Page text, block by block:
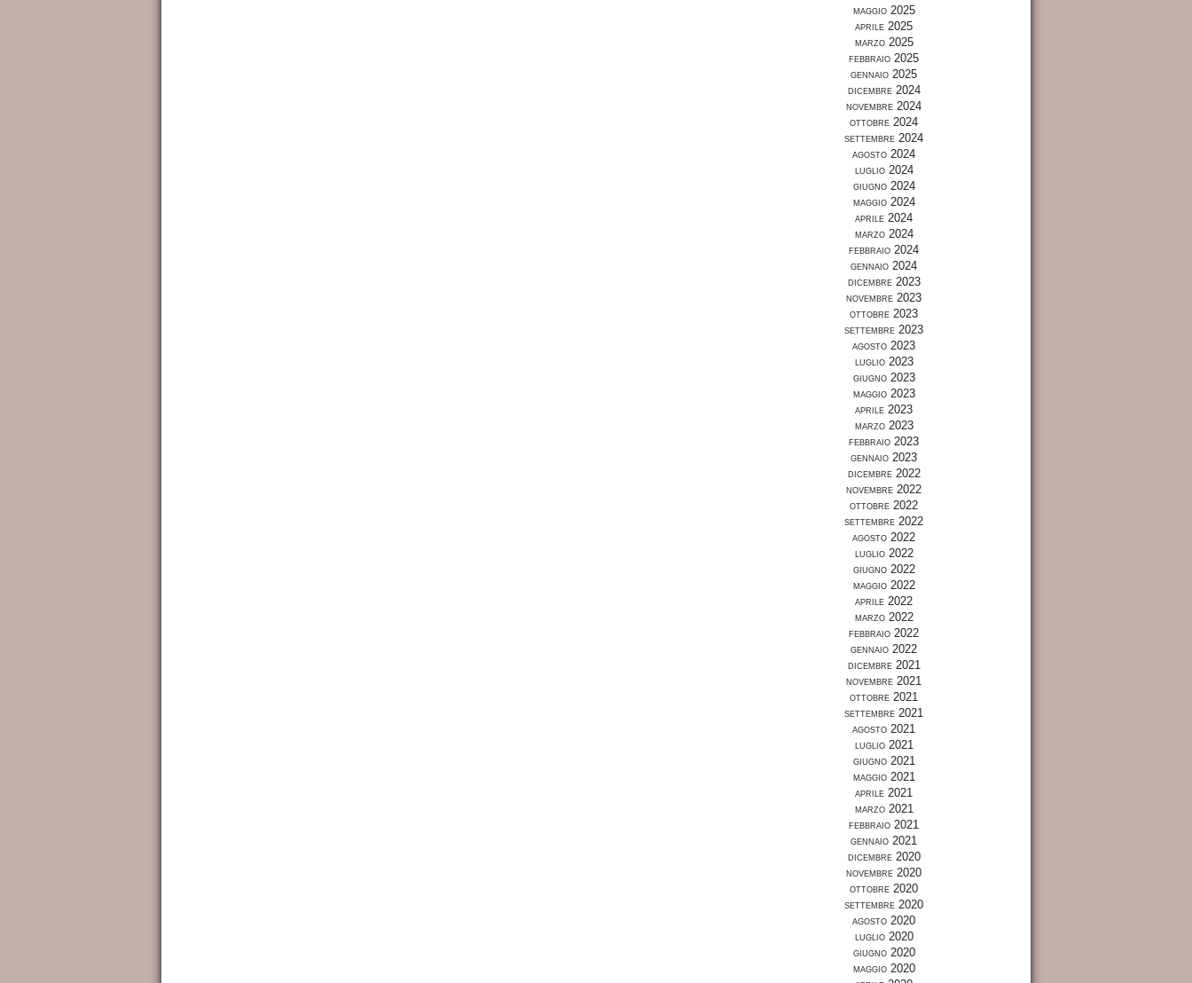
maggio 2025
aprile 2025
marzo 2025
febbraio 2025
gennaio 2025
dicembre 2024
novembre 2024
ottobre 2024
settembre 2024
agosto 2024
luglio 2024
giugno 2024
maggio 2024
aprile 2024
marzo 2024
febbraio 2024
gennaio 2024
dicembre 2023
novembre 2023
ottobre 2023
settembre 2023
agosto 2023
luglio 2023
giugno 2023
maggio 2023
aprile 2023
marzo 2023
febbraio 2023
gennaio 2023
dicembre 2022
novembre 2022
ottobre 2022
settembre 2022
agosto 2022
luglio 2022
giugno 2022
maggio 2022
aprile 2022
marzo 2022
febbraio 2022
gennaio 2022
dicembre 2021
novembre 2021
ottobre 2021
settembre 2021
agosto 2021
luglio 2021
giugno 2021
maggio 2021
aprile 2021
marzo 2021
febbraio 2021
gennaio 2021
dicembre 2020
novembre 2020
ottobre 2020
settembre 2020
agosto 2020
luglio 2020
giugno 2020
maggio 2020